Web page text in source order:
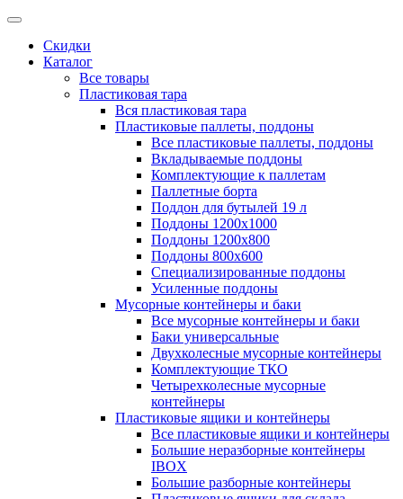
Скидки
Каталог
Все товары
Пластиковая тара
Вся пластиковая тара
Пластиковые паллеты, поддоны
Все пластиковые паллеты, поддоны
Вкладываемые поддоны
Комплектующие к паллетам
Паллетные борта
Поддон для бутылей 19 л
Поддоны 1200х1000
Поддоны 1200х800
Поддоны 800х600
Специализированные поддоны
Усиленные поддоны
Мусорные контейнеры и баки
Все мусорные контейнеры и баки
Баки универсальные
Двухколесные мусорные контейнеры
Комплектующие ТКО
Четырехколесные мусорные
контейнеры
Пластиковые ящики и контейнеры
Все пластиковые ящики и контейнеры
Большие неразборные контейнеры
IBOX
Большие разборные контейнеры